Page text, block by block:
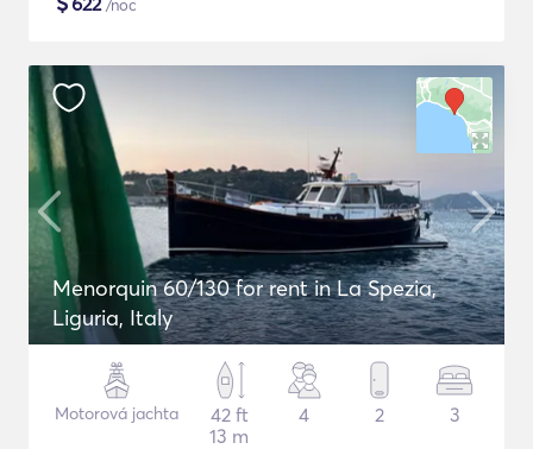
/noc
Menorquin 60/130 for rent in La Spezia,
Liguria, Italy
Motorová jachta
42 ft
13 m
4 2 3